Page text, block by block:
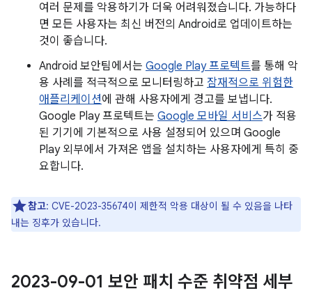
여러 문제를 악용하기가 더욱 어려워졌습니다. 가능하다
면 모든 사용자는 최신 버전의 Android로 업데이트하는
것이 좋습니다.
Android 보안팀에서는 Google Play 프로텍트를 통해 악
용 사례를 적극적으로 모니터링하고 잠재적으로 위험한
애플리케이션에 관해 사용자에게 경고를 보냅니다.
Google Play 프로텍트는 Google 모바일 서비스가 적용
된 기기에 기본적으로 사용 설정되어 있으며 Google
Play 외부에서 가져온 앱을 설치하는 사용자에게 특히 중
요합니다.
참고: CVE-2023-35674이 제한적 악용 대상이 될 수 있음을 나타
내는 징후가 있습니다.
2023-09-01 보안 패치 수준 취약점 세부